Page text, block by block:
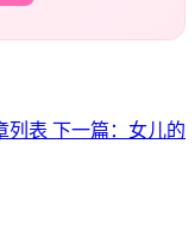
列表 下一篇：女儿的